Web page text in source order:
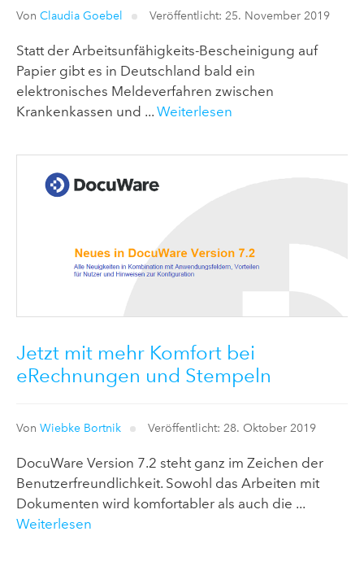
Von Claudia Goebel Veröffentlicht: 25. November 2019
Statt der Arbeitsunfähigkeits-Bescheinigung auf
Papier gibt es in Deutschland bald ein
elektronisches Meldeverfahren zwischen
Krankenkassen und ... Weiterlesen
Jetzt mit mehr Komfort bei
eRechnungen und Stempeln
Von Wiebke Bortnik Veröffentlicht: 28. Oktober 2019
DocuWare Version 7.2 steht ganz im Zeichen der
Benutzerfreundlichkeit. Sowohl das Arbeiten mit
Dokumenten wird komfortabler als auch die ...
Weiterlesen